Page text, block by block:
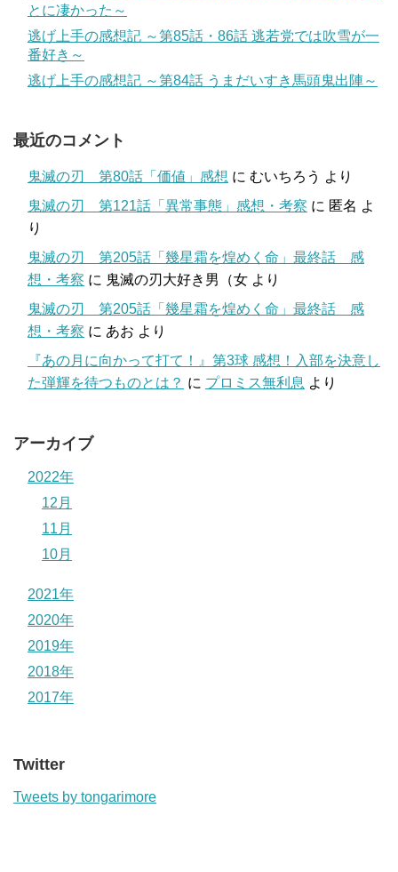
とに凄かった～
逃げ上手の感想記 ～第85話・86話 逃若党では吹雪が一
番好き～
逃げ上手の感想記 ～第84話 うまだいすき馬頭鬼出陣～
最近のコメント
鬼滅の刃 第80話「価値」感想 に むいちろう より
鬼滅の刃 第121話「異常事態」感想・考察 に 匿名 よ
り
鬼滅の刃 第205話「幾星霜を煌めく命」最終話 感
想・考察 に 鬼滅の刃大好き男（女 より
鬼滅の刃 第205話「幾星霜を煌めく命」最終話 感
想・考察 に あお より
『あの月に向かって打て！』第3球 感想！入部を決意し
た弾輝を待つものとは？ に プロミス無利息 より
アーカイブ
2022年
12月
11月
10月
2021年
2020年
2019年
2018年
2017年
Twitter
Tweets by tongarimore